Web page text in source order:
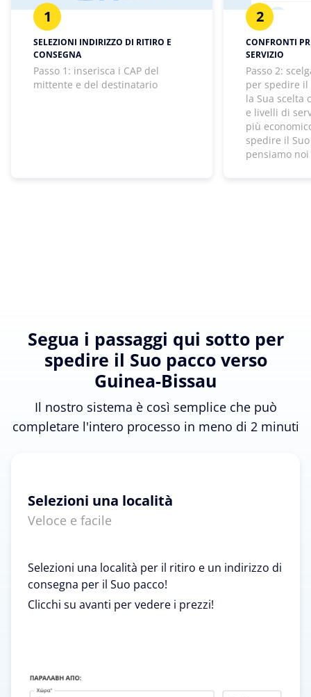
1
SELEZIONI INDIRIZZO DI RITIRO E
CONSEGNA
Passo 1: inserisca i CAP del
mittente e del destinatario
2
CONFRONTI
SERVIZIO
Passo 2:
per spedire il
la Sua scelta
e livelli di
più
spedire il Suo
pensiamo noi
Segua i passaggi qui sotto per
spedire il Suo pacco verso
Guinea-Bissau
Il nostro sistema è così semplice che può
completare l'intero processo in meno di 2 minuti
Selezioni una località
Veloce e facile
Selezioni una località per il ritiro e un indirizzo di
consegna per il Suo pacco!
Clicchi su avanti per vedere i prezzi!